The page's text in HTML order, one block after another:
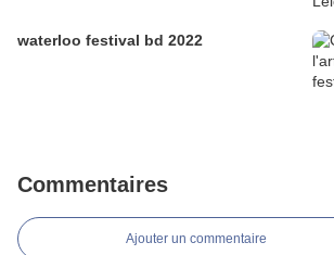
waterloo festival bd 2022
Commentaires
Ajouter un commentaire